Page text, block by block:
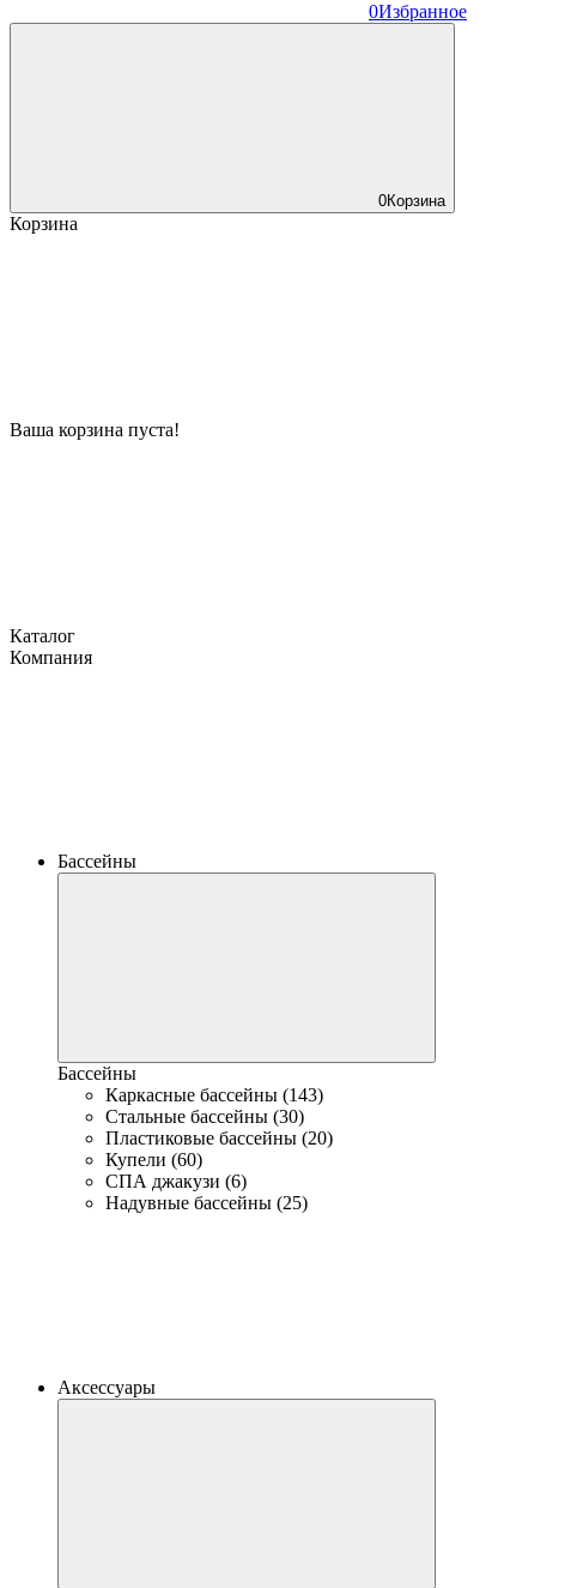
0Избранное
0Корзина
Корзина
Ваша корзина пуста!
Каталог
Компания
Бассейны
Бассейны
Каркасные бассейны (143)
Стальные бассейны (30)
Пластиковые бассейны (20)
Купели (60)
СПА джакузи (6)
Надувные бассейны (25)
Аксессуары